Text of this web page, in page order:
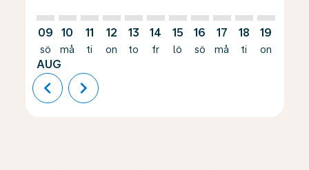
09
sö
AUG
10
må
11
ti
12
on
13
to
14
fr
15
lö
16
sö
17
må
18
ti
19
on
chevron_left chevron_right